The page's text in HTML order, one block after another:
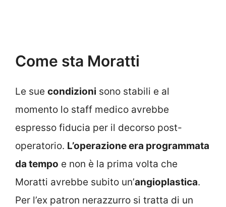
Come sta Moratti
Le sue condizioni sono stabili e al
momento lo staff medico avrebbe
espresso fiducia per il decorso post-
operatorio. L’operazione era programmata
da tempo e non è la prima volta che
Moratti avrebbe subito un’angioplastica.
Per l’ex patron nerazzurro si tratta di un